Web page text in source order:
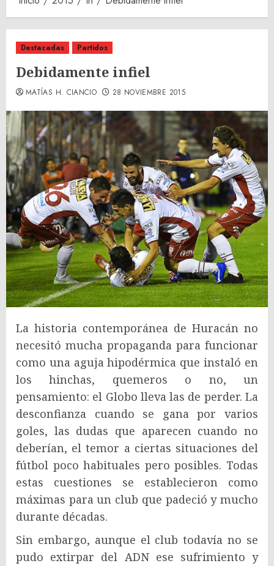
Destacadas Partidos
Debidamente infiel
MATÍAS H. CIANCIO 28 NOVIEMBRE 2015
La historia contemporánea de Huracán no
necesitó mucha propaganda para funcionar
como una aguja hipodérmica que instaló en
los hinchas, quemeros o no, un
pensamiento: el Globo lleva las de perder. La
desconfianza cuando se gana por varios
goles, las dudas que aparecen cuando no
deberían, el temor a ciertas situaciones del
fútbol poco habituales pero posibles. Todas
estas cuestiones se establecieron como
máximas para un club que padeció y mucho
durante décadas.
Sin embargo, aunque el club todavía no se
pudo extirpar del ADN ese sufrimiento y